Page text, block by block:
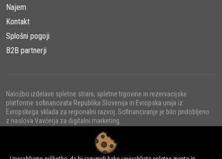
Najem
Kontakt
Splošni pogoji
B2B partnerji
Naložbo izdelave spletne strani, spletne trgovine in rezervacijske
platforme sofinancirata Republika Slovenija in Evropska unija iz
Evropskega sklada za regionalni razvoj. Sofinanciranje je bilo pridobljeno
z naslova Vavčerja za digitalni marketing.